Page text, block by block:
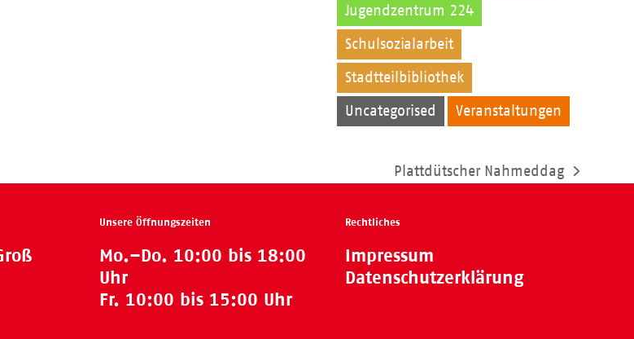
Jugendzentrum 224
Schulsozialarbeit
Stadtteilbibliothek
Uncategorised Veranstaltungen
Nächster
Plattdütscher Nahmeddag
Unsere Öffnungszeiten
Mo.–Do. 10:00 bis 18:00
Uhr
Fr. 10:00 bis 15:00 Uhr
Rechtliches
Impressum
Datenschutzerklärung